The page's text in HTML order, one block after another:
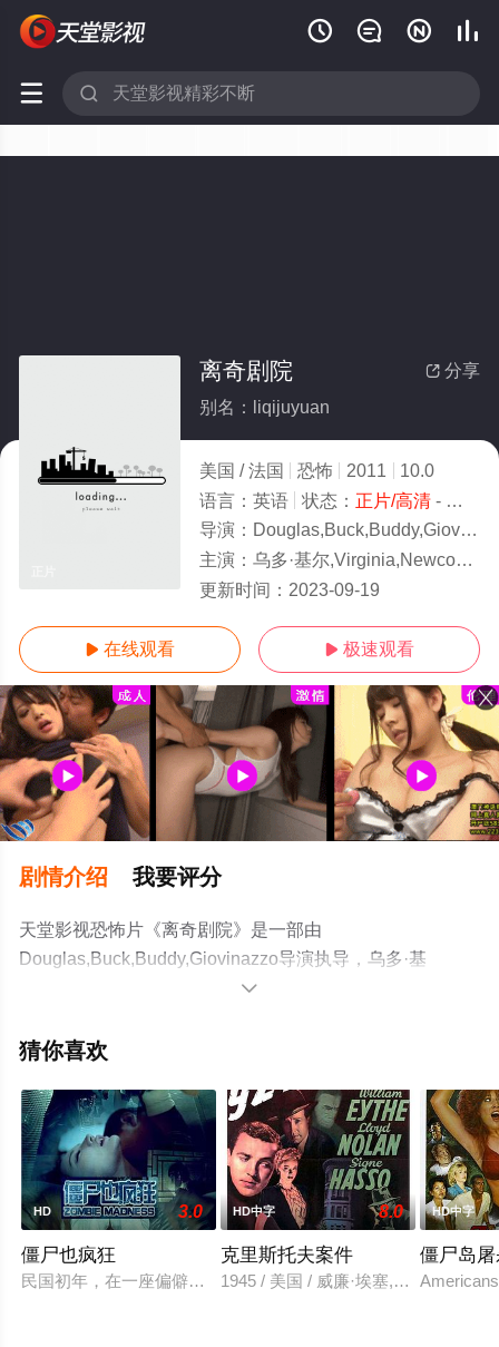
   
 
 分享
离奇剧院
别名：liqijuyuan
美国 / 法国 恐怖 2011
10.0
语言： 英语 状态： 正片/高清- 免费在线观看
导演： Douglas,Buck,Buddy,Giovinazzo
主演： 乌多·基尔,Virginia,Newcomb,Amanda,Marquard
更新时间： 2023-09-19
 在线观看  极速观看
剧情介绍 我要评分
天堂影视恐怖片《离奇剧院》是一部由
Douglas,Buck,Buddy,Giovinazzo导演执导，乌多·基
尔
减完整版电影大全就上天堂电影网，更多相关信息可移步

猜你喜欢
HD 3.0
僵尸也疯狂
民国初年，在一座偏僻的小山村，半夜有一伙人正在打牌，打
HD中字 8.0
克里斯托夫案件
1945 / 美国 / 威廉·埃塞,劳伊德·诺兰,
HD中字
僵尸岛